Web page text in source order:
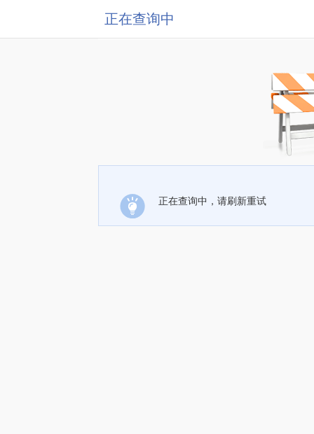
正在查询中
正在查询中，请刷新重试